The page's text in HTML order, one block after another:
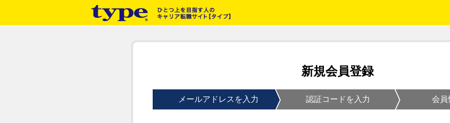
新規会員登録
メールアドレスを入力 認証コードを入力 会員